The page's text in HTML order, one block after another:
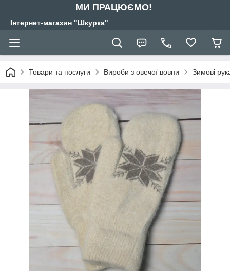
МИ ПРАЦЮЄМО!
Інтернет-магазин "Шкурка"
Товари та послуги Вироби з овечої вовни Зимові